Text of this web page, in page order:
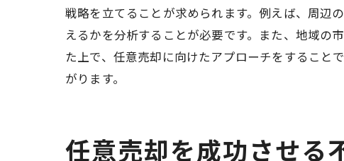
戦略を立てることが求められます。例えば、周辺
えるかを分析することが必要です。また、地域の
た上で、任意売却に向けたアプローチをすること
がります。
任意売却を成功させる